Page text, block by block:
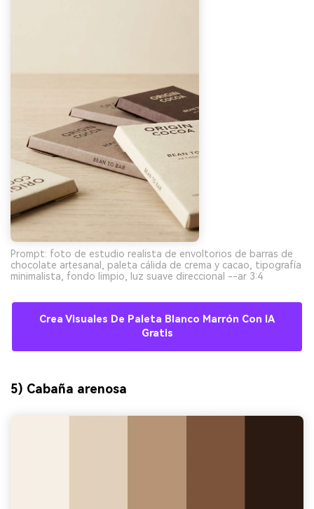
Prompt: foto de estudio realista de envoltorios de barras de
chocolate artesanal, paleta cálida de crema y cacao, tipografía
minimalista, fondo limpio, luz suave direccional --ar 3:4
Crea Visuales De Paleta Blanco Marrón Con IA
Gratis
5) Cabaña arenosa